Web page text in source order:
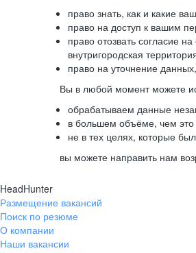
право знать, как и какие
право на доступ к вашим
право отозвать согласие
внутригородская
право на уточнение
Вы в любой момент можете
обрабатываем данные
в большем объёме, чем это
не в тех целях, которые
вы можете направить нам
HeadHunter
Размещение вакансий
Поиск по резюме
О компании
Наши вакансии